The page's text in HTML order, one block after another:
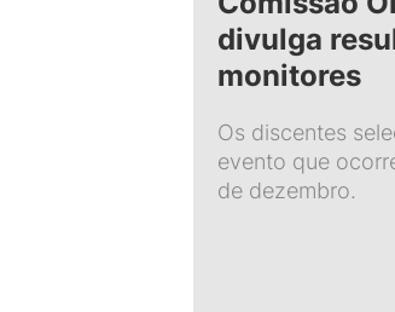
divulga
monitores
Os discentes
evento que
de dezembro.